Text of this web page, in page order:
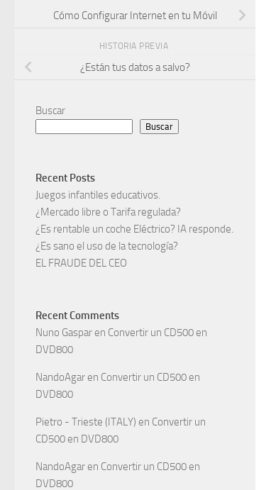
Cómo Configurar Internet en tu Móvil
HISTORIA PREVIA
¿Están tus datos a salvo?
Buscar
Buscar
Recent Posts
Juegos infantiles educativos.
¿Mercado libre o Tarifa regulada?
¿Es rentable un coche Eléctrico? IA responde.
¿Es sano el uso de la tecnología?
EL FRAUDE DEL CEO
Recent Comments
Nuno Gaspar en Convertir un CD500 en
DVD800
NandoAgar en Convertir un CD500 en
DVD800
Pietro - Trieste (ITALY) en Convertir un
CD500 en DVD800
NandoAgar en Convertir un CD500 en
DVD800